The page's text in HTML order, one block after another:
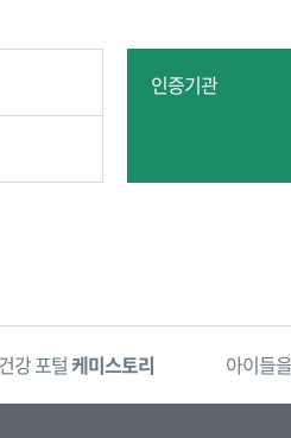
인증기관
강 포털케미스토리 아이들